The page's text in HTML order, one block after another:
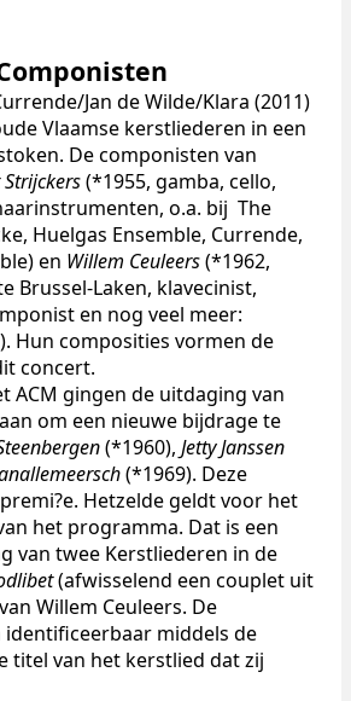
Jan de Wilde/Klara (2011)
Vlaamse kerstliederen in een
De componisten van
Strijckers(*1955, gamba, cello,
o.a. bij The
Huelgas Ensemble, Currende,
en Willem Ceuleers(*1962,
Brussel-Laken, klavecinist,
en nog veel meer:
). Hun composities vormen de
concert.
ACM gingen de uitdaging van
om een nieuwe bijdrage te
(*1960), Jetty Janssen
(*1969). Deze
Hetzelde geldt voor het
het programma. Dat is een
van twee Kerstliederen in de
(afwisselend een couplet uit
Willem Ceuleers. De
middels de
titel van het kerstlied dat zij